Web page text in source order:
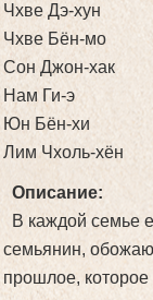
Чхве Дэ-хун
Чхве Бён-мо
Сон Джон-хак
Нам Ги-э
Юн Бён-хи
Лим Чхоль-хён
Описание:
В каждой семье
семьянин,
прошлое,